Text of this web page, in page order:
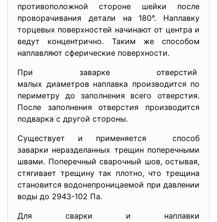
противоположной стороне шейки после
проворачивания детали на 180°. Наплавку
торцевых поверхностей начинают от центра и
ведут концентрично. Таким же способом
наплавляют сферические поверхности.
При заварке отверстий
малых диаметров наплавка производится по
периметру до заполнения всего отверстия.
После заполнения отверстия производится
подварка с другой стороны.
Существует и применяется способ
заварки неразделанных трещин поперечными
швами. Поперечный сварочный шов, остывая,
стягивает трещину так плотно, что трещина
становится водонепроницаемой при давлении
воды до 2943-102 Па.
Для сварки и наплавки